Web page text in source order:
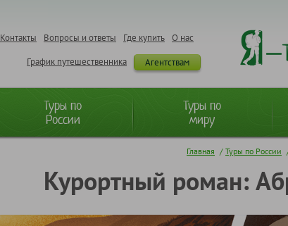
О нас
Где купить
Вопросы и ответы
Контакты
Агентствам
График путешественника
Туры по
России
Туры по
миру
Главная / Туры по России
Курортный роман: